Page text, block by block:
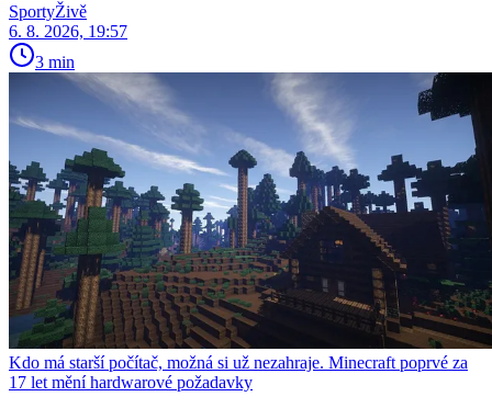
SportyŽivě
6. 8. 2026, 19:57
3 min
Kdo má starší počítač, možná si už nezahraje. Minecraft poprvé za
17 let mění hardwarové požadavky